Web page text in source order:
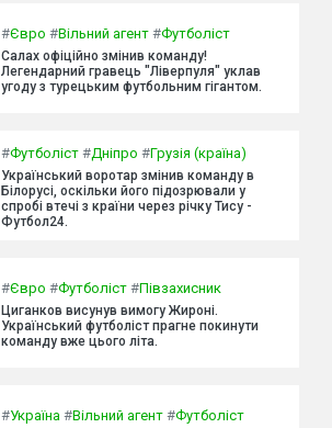
#Євро #Вільний агент #Футболіст
Салах офіційно змінив команду!
Легендарний гравець "Ліверпуля" уклав
угоду з турецьким футбольним гігантом.
#Футболіст #Дніпро #Грузія (країна)
Український воротар змінив команду в
Білорусі, оскільки його підозрювали у
спробі втечі з країни через річку Тису -
Футбол24.
#Євро #Футболіст #Півзахисник
Циганков висунув вимогу Жироні.
Український футболіст прагне покинути
команду вже цього літа.
#Україна #Вільний агент #Футболіст